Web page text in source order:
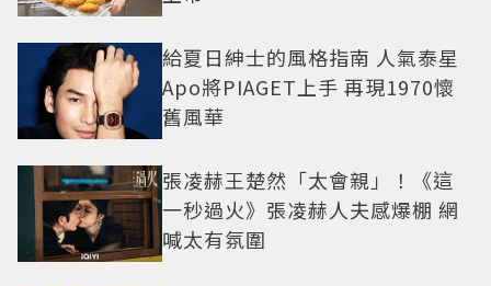
給夏日紳士的風格指南 人氣泰星
Apo將PIAGET上手 再現1970懷
舊風華
張凌赫王楚然「太會親」！《這
一秒過火》張凌赫人夫感爆棚 網
喊太有氛圍